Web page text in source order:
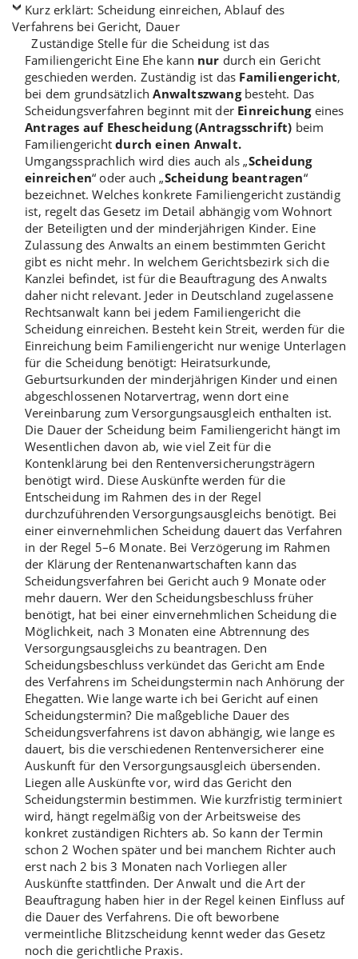
Kurz erklärt: Scheidung einreichen, Ablauf des
Verfahrens bei Gericht, Dauer
Zuständige Stelle für die Scheidung ist das
Familiengericht Eine Ehe kann nur durch ein Gericht
geschieden werden. Zuständig ist das Familiengericht,
bei dem grundsätzlichAnwaltszwangbesteht. Das
Scheidungsverfahren beginnt mit der Einreichungeines
Antrages auf Ehescheidung (Antragsschrift) beim
Familiengerichtdurch einen Anwalt.
Umgangssprachlich wird dies auch als „Scheidung
einreichen“ oder auch „Scheidung beantragen“
bezeichnet. Welches konkrete Familiengericht zuständig
ist, regelt das Gesetz im Detail abhängig vom Wohnort
der Beteiligten und der minderjährigen Kinder. Eine
Zulassung des Anwalts an einem bestimmten Gericht
gibt es nicht mehr. In welchem Gerichtsbezirk sich die
Kanzlei befindet, ist für die Beauftragung des Anwalts
daher nicht relevant. Jeder in Deutschland zugelassene
Rechtsanwalt kann bei jedem Familiengericht die
Scheidung einreichen. Besteht kein Streit, werden für die
Einreichung beim Familiengericht nur wenige Unterlagen
für die Scheidung benötigt: Heiratsurkunde,
Geburtsurkunden der minderjährigen Kinder und einen
abgeschlossenen Notarvertrag, wenn dort eine
Vereinbarung zum Versorgungsausgleich enthalten ist.
Die Dauer der Scheidung beim Familiengericht hängt im
Wesentlichen davon ab, wie viel Zeit für die
Kontenklärung bei den Rentenversicherungsträgern
benötigt wird. Diese Auskünfte werden für die
Entscheidung im Rahmen des in der Regel
durchzuführenden Versorgungsausgleichs benötigt. Bei
einer einvernehmlichen Scheidung dauert das Verfahren
in der Regel 5–6 Monate. Bei Verzögerung im Rahmen
der Klärung der Rentenanwartschaften kann das
Scheidungsverfahren bei Gericht auch 9 Monate oder
mehr dauern. Wer denScheidungsbeschluss früher
benötigt, hat bei einer einvernehmlichen Scheidung die
Möglichkeit, nach 3 Monaten eine Abtrennung des
Versorgungsausgleichs zu beantragen. Den
Scheidungsbeschluss verkündet das Gericht am Ende
des Verfahrens im Scheidungstermin nach Anhörung der
Ehegatten. Wie lange warte ich bei Gericht auf einen
Scheidungstermin? Die maßgebliche Dauer des
Scheidungsverfahrens ist davon abhängig, wie lange es
dauert, bis die verschiedenen Rentenversicherer eine
Auskunft für den Versorgungsausgleich übersenden.
Liegen alle Auskünfte vor, wird das Gericht den
Scheidungstermin bestimmen. Wie kurzfristig terminiert
wird, hängt regelmäßig von der Arbeitsweise des
konkret zuständigen Richters ab. So kann der Termin
schon 2 Wochen später und bei manchem Richter auch
erst nach 2 bis 3 Monaten nach Vorliegen aller
Auskünfte stattfinden. Der Anwalt und die Art der
Beauftragung haben hier in der Regel keinen Einfluss auf
die Dauer des Verfahrens. Die oft beworbene
vermeintliche Blitzscheidung kennt weder das Gesetz
noch die gerichtliche Praxis.